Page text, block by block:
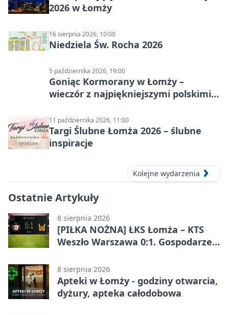
2026 w Łomży
16 sierpnia 2026, 10:00
Niedziela Św. Rocha 2026
5 października 2026, 19:00
Goniąc Kormorany w Łomży –
wieczór z najpiękniejszymi polskimi
11 października 2026, 11:00
Targi Ślubne Łomża 2026 – ślubne
inspiracje
Kolejne wydarzenia
Ostatnie Artykuły
8 sierpnia 2026
[PIŁKA NOŻNA] ŁKS Łomża – KTS
Weszło Warszawa 0:1. Gospodarze
1 (Grupa I)
8 sierpnia 2026
Apteki w Łomży - godziny otwarcia,
dyżury, apteka całodobowa